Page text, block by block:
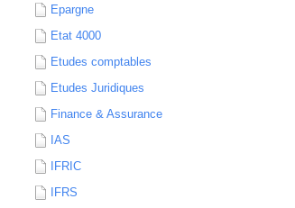
Epargne
Etat 4000
Etudes comptables
Etudes Juridiques
Finance & Assurance
IAS
IFRIC
IFRS